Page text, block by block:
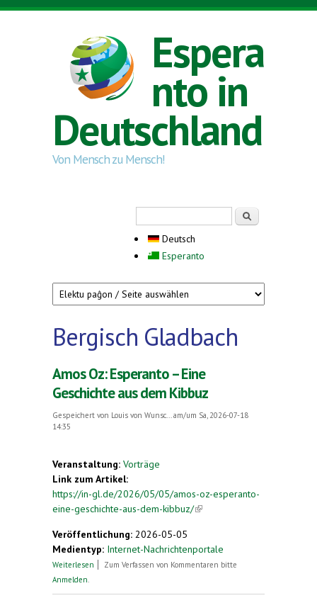
Direkt zum Inhalt
Espera
nto in
Deutschland
Von Mensch zu Mensch!
Deutsch
Esperanto
Bergisch Gladbach
Amos Oz: Esperanto – Eine
Geschichte aus dem Kibbuz
Gespeichert von Louis von Wunsc...
am/um Sa, 2026-07-18
14:35
Veranstaltung: Vorträge
Link zum Artikel:
https://in-gl.de/2026/05/05/amos-oz-esperanto-
eine-geschichte-aus-dem-kibbuz/(link is external)
Veröffentlichung: 2026-05-05
Medientyp: Internet-Nachrichtenportale
Weiterlesen über Amos Oz: Esperanto – Eine Geschichte aus
Zum Verfassen von Kommentaren bitte
Anmelden